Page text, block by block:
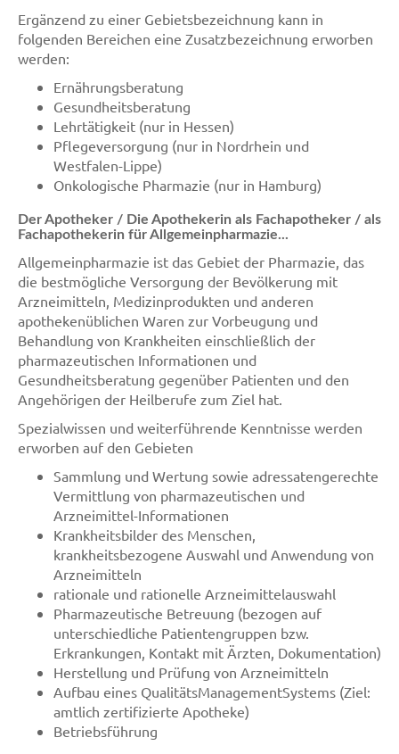
Ergänzend zu einer Gebietsbezeichnung kann in
folgenden Bereichen eine Zusatzbezeichnung erworben
werden:
Ernährungsberatung
Gesundheitsberatung
Lehrtätigkeit (nur in Hessen)
Pflegeversorgung (nur in Nordrhein und
Westfalen-Lippe)
Onkologische Pharmazie (nur in Hamburg)
Der Apotheker / Die Apothekerin als Fachapotheker / als
Fachapothekerin für Allgemeinpharmazie...
Allgemeinpharmazie ist das Gebiet der Pharmazie, das
die bestmögliche Versorgung der Bevölkerung mit
Arzneimitteln, Medizinprodukten und anderen
apothekenüblichen Waren zur Vorbeugung und
Behandlung von Krankheiten einschließlich der
pharmazeutischen Informationen und
Gesundheitsberatung gegenüber Patienten und den
Angehörigen der Heilberufe zum Ziel hat.
Spezialwissen und weiterführende Kenntnisse werden
erworben auf den Gebieten
Sammlung und Wertung sowie adressatengerechte
Vermittlung von pharmazeutischen und
Arzneimittel-Informationen
Krankheitsbilder des Menschen,
krankheitsbezogene Auswahl und Anwendung von
Arzneimitteln
rationale und rationelle Arzneimittelauswahl
Pharmazeutische Betreuung (bezogen auf
unterschiedliche Patientengruppen bzw.
Erkrankungen, Kontakt mit Ärzten, Dokumentation)
Herstellung und Prüfung von Arzneimitteln
Aufbau eines QualitätsManagementSystems (Ziel:
amtlich zertifizierte Apotheke)
Betriebsführung